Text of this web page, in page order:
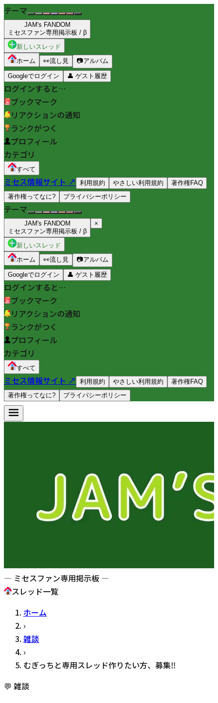
テーマ
JAM's FANDOM
ミセスファン専用掲示板 / β
新しいスレッド
ホーム
👀流し見 📷アルバム
Googleでログイン 👤 ゲスト履歴
ログインすると…
ブックマーク
リアクションの通知
ランクがつく
プロフィール
カテゴリ
すべて
ミセス情報サイト ↗ 利用規約 やさしい利用規約
著作権FAQ
著作権ってなに?
プライバシーポリシー
テーマ
JAM's FANDOM
ミセスファン専用掲示板 / β
×
新しいスレッド
ホーム
👀流し見 📷アルバム
Googleでログイン 👤 ゲスト履歴
ログインすると…
ブックマーク
リアクションの通知
ランクがつく
プロフィール
カテゴリ
すべて
ミセス情報サイト ↗ 利用規約 やさしい利用規約
著作権FAQ
著作権ってなに?
プライバシーポリシー
— ミセスファン専用掲示板 —
スレッド一覧
ホーム
›
雑談
›
むぎっちと専用スレッド作りたい方、募集‼︎
💬 雑談